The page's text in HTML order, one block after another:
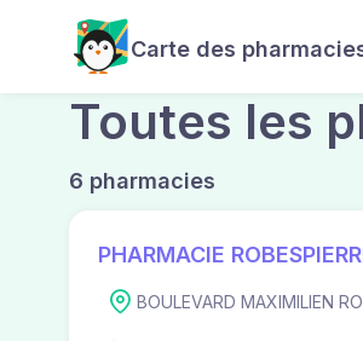
Carte des
Toutes les
6 pharmacies
PHARMACIE
BOULEVARD MAXIMILIEN